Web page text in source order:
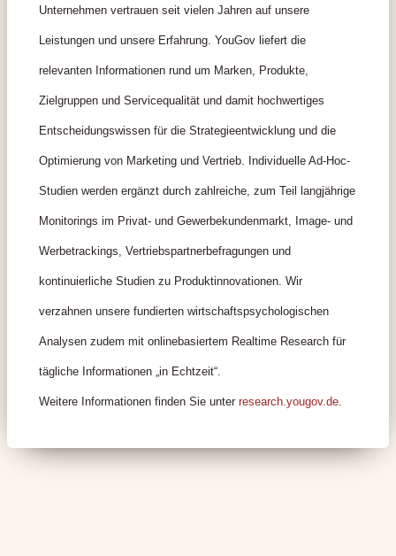
Unternehmen vertrauen seit vielen Jahren auf unsere
Leistungen und unsere Erfahrung. YouGov liefert die
relevanten Informationen rund um Marken, Produkte,
Zielgruppen und Servicequalität und damit hochwertiges
Entscheidungswissen für die Strategieentwicklung und die
Optimierung von Marketing und Vertrieb. Individuelle Ad-Hoc-
Studien werden ergänzt durch zahlreiche, zum Teil langjährige
Monitorings im Privat- und Gewerbekundenmarkt, Image- und
Werbetrackings, Vertriebspartnerbefragungen und
kontinuierliche Studien zu Produktinnovationen. Wir
verzahnen unsere fundierten wirtschaftspsychologischen
Analysen zudem mit onlinebasiertem Realtime Research für
tägliche Informationen „in Echtzeit“.
Weitere Informationen finden Sie unter research.yougov.de.